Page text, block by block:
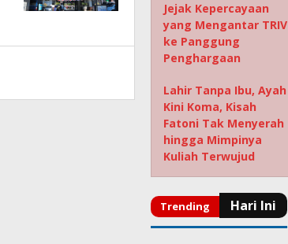
Jejak Kepercayaan
yang Mengantar TRIV
ke Panggung
Penghargaan
Lahir Tanpa Ibu, Ayah
Kini Koma, Kisah
Fatoni Tak Menyerah
hingga Mimpinya
Kuliah Terwujud